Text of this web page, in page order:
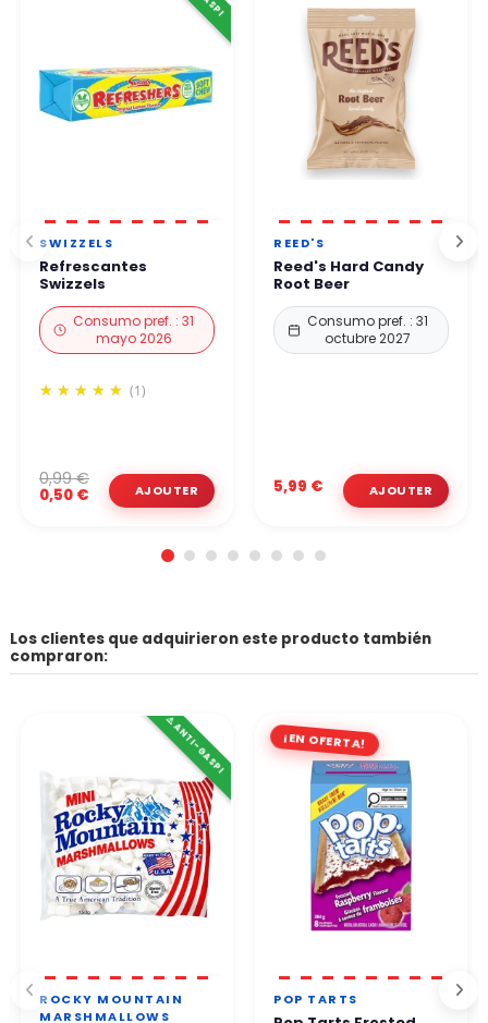
SWIZZELS
Refrescantes
Swizzels
Consumo pref. : 31
mayo 2026
(1)
0,50 €
0,99 €
REED'S
Reed's Hard Candy
Root Beer
Consumo pref. : 31
octubre 2027
5,99 €
Los clientes que adquirieron este producto también
compraron:
⚠️ ANTI-GASPI
ROCKY MOUNTAIN
MARSHMALLOWS
¡EN OFERTA!
POP TARTS